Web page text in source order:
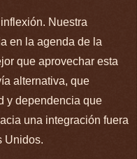
Nuestra
en la agenda de la
que aprovechar esta
alternativa, que
y dependencia que
una integración fuera
Unidos.